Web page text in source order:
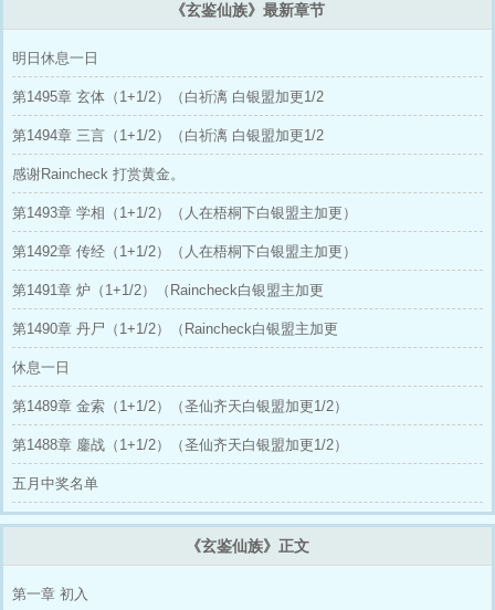
《玄鉴仙族》最新章节
明日休息一日
第1495章 玄体（1+1/2）（白祈漓 白银盟加更1/2
第1494章 三言（1+1/2）（白祈漓 白银盟加更1/2
感谢Raincheck 打赏黄金。
第1493章 学相（1+1/2）（人在梧桐下白银盟主加更）
第1492章 传经（1+1/2）（人在梧桐下白银盟主加更）
第1491章 炉（1+1/2）（Raincheck白银盟主加更
第1490章 丹尸（1+1/2）（Raincheck白银盟主加更
休息一日
第1489章 金索（1+1/2）（圣仙齐天白银盟加更1/2）
第1488章 鏖战（1+1/2）（圣仙齐天白银盟加更1/2）
五月中奖名单
《玄鉴仙族》正文
第一章 初入